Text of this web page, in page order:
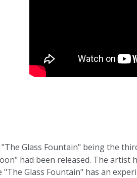
Glass Fountain" being the
had been released. The artist
Glass Fountain" has an